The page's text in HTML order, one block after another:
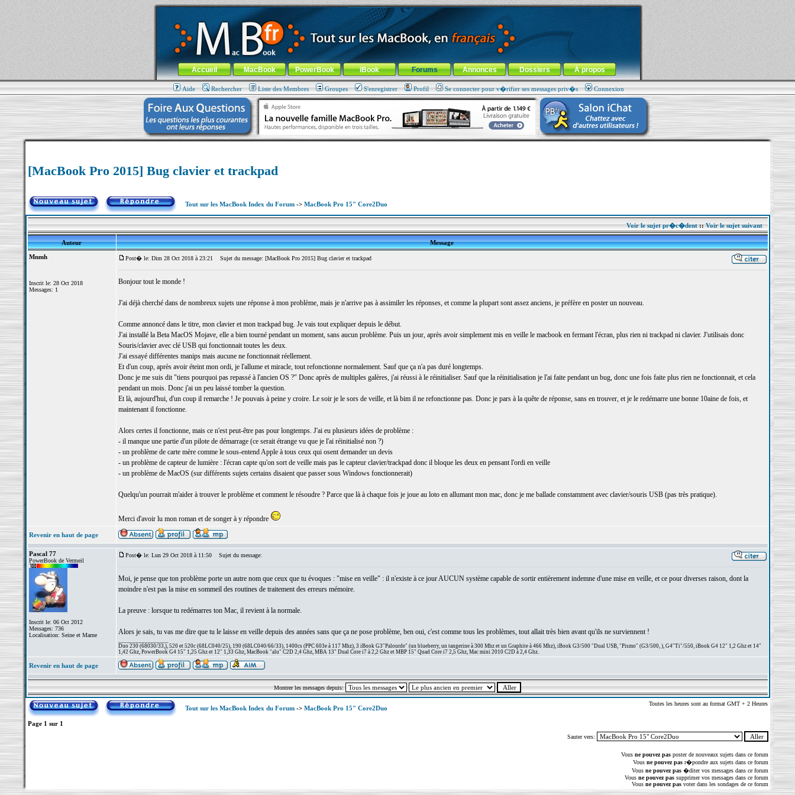
MacBook-fr.com : 100% Apple... 100% nomade !
Aller au contenu-Aller au menu général-Aller au menu de la rubrique
Menu général
Accueil MacBook PowerBook iBook Forums Annonces Dossiers À propos
Aide Rechercher Liste des Membres Groupes S'enregistrer Profil Se connecter pour v�rifier ses messages priv�s Connexion
[MacBook Pro 2015] Bug clavier et trackpad
Tout sur les MacBook Index du Forum-> MacBook Pro 15" Core2Duo
Voir le sujet pr�c�dent::Voir le sujet suivant
Auteur
Message
Mnmh
Inscrit le: 28 Oct 2018
Messages: 1
Post� le: Dim 28 Oct 2018 à 23:21 Sujet du message: [MacBook Pro 2015] Bug clavier et trackpad
Bonjour tout le monde !
J'ai déjà cherché dans de nombreux sujets une réponse à mon problème, mais je n'arrive pas à assimiler les réponses, et comme la plupart sont assez anciens, je préfère en poster un nouveau.
Comme annoncé dans le titre, mon clavier et mon trackpad bug. Je vais tout expliquer depuis le début.
J'ai installé la Beta MacOS Mojave, elle a bien tourné pendant un moment, sans aucun problème. Puis un jour, après avoir simplement mis en veille le macbook en fermant l'écran, plus rien ni trackpad ni clavier. J'utilisais donc
Souris/clavier avec clé USB qui fonctionnait toutes les deux.
J'ai essayé différentes manips mais aucune ne fonctionnait réellement.
Et d'un coup, après avoir éteint mon ordi, je l'allume et miracle, tout refonctionne normalement. Sauf que ça n'a pas duré longtemps.
Donc je me suis dit "tiens pourquoi pas repassé à l'ancien OS ?" Donc après de multiples galères, j'ai réussi à le réinitialiser. Sauf que la réinitialisation je l'ai faite pendant un bug, donc une fois faite plus rien ne fonctionnait, et cela
pendant un mois. Donc j'ai un peu laissé tomber la question.
Et là, aujourd'hui, d'un coup il remarche ! Je pouvais à peine y croire. Le soir je le sors de veille, et là bim il ne refonctionne pas. Donc je pars à la quête de réponse, sans en trouver, et je le redémarre une bonne 10aine de fois, et
maintenant il fonctionne.
Alors certes il fonctionne, mais ce n'est peut-être pas pour longtemps. J'ai eu plusieurs idées de problème :
- il manque une partie d'un pilote de démarrage (ce serait étrange vu que je l'ai réinitialisé non ?)
- un problème de carte mère comme le sous-entend Apple à tous ceux qui osent demander un devis
- un problème de capteur de lumière : l'écran capte qu'on sort de veille mais pas le capteur clavier/trackpad donc il bloque les deux en pensant l'ordi en veille
- un problème de MacOS (sur différents sujets certains disaient que passer sous Windows fonctionnerait)
Quelqu'un pourrait m'aider à trouver le problème et comment le résoudre ? Parce que là à chaque fois je joue au loto en allumant mon mac, donc je me ballade constamment avec clavier/souris USB (pas très pratique).
Merci d'avoir lu mon roman et de songer à y répondre
Revenir en haut de page
Pascal 77
PowerBook de Vermeil
Inscrit le: 06 Oct 2012
Messages: 736
Localisation: Seine et Marne
Post� le: Lun 29 Oct 2018 à 11:50 Sujet du message:
Moi, je pense que ton problème porte un autre nom que ceux que tu évoques : "mise en veille" : il n'existe à ce jour AUCUN système capable de sortir entièrement indemne d'une mise en veille, et ce pour diverses raison, dont la
moindre n'est pas la mise en sommeil des routines de traitement des erreurs mémoire.
La preuve : lorsque tu redémarres ton Mac, il revient à la normale.
Alors je sais, tu vas me dire que tu le laisse en veille depuis des années sans que ça ne pose problème, ben oui, c'est comme tous les problèmes, tout allait très bien avant qu'ils ne surviennent !
Duo 230 (68030/33,), 520 et 520c (68LC040/25), 190 (68LC040/66/33), 1400cs (PPC 603e à 117 Mhz), 3 iBook G3"Palourde" (un blueberry, un tangerine à 300 Mhz et un Graphite à 466 Mhz), iBook G3/500 "Dual USB, "Pismo" (G3/500, ), G4"Ti"/550, iBook G4 12" 1,2 Ghz et 14"
1,42 Ghz, PowerBook G4 15" 1,25 Ghz et 12" 1,33 Ghz, MacBook "alu" C2D 2,4 Ghz, MBA 13" Dual Core i7 à 2,2 Ghz et MBP 15" Quad Core i7 2,5 Ghz, Mac mini 2010 C2D à 2,4 Ghz.
Revenir en haut de page
Montrer les messages depuis:
Tout sur les MacBook Index du Forum-> MacBook Pro 15" Core2Duo
Toutes les heures sont au format GMT + 2 Heures
Page 1 sur 1
Sauter vers:
Vous ne pouvez pasposter de nouveaux sujets dans ce forum
Vous ne pouvez pasr�pondre aux sujets dans ce forum
Vous ne pouvez pas�diter vos messages dans ce forum
Vous ne pouvez passupprimer vos messages dans ce forum
Vous ne pouvez pasvoter dans les sondages de ce forum